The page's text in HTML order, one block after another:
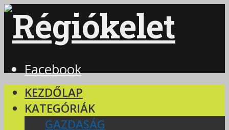
Facebook
KEZDŐLAP
KATEGÓRIÁK
GAZDASÁG